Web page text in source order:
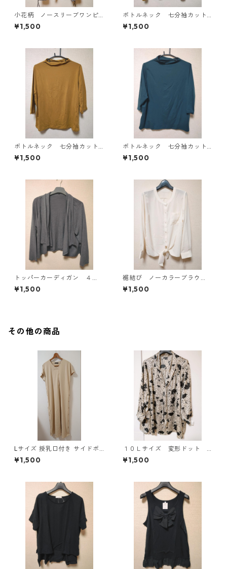
小花柄 ノースリーブワンピ
ース ４Ｌ ブラック KAE-
4819
¥1,500
ボトルネック 七分袖カット
ソー ４Ｌ マスタード KA
E-4818
¥1,500
ボトルネック 七分袖カット
ソー ４Ｌ マスタード KA
E-4816
¥1,500
ボトルネック 七分袖カット
ソー ４Ｌ ティールグリー
ン KAE-4815
¥1,500
トッパーカーディガン ４
Ｌ グレー KAE-4814
¥1,500
裾結び ノーカラーブラウ
ス ３Ｌ アイボリー KAE-
4813
¥1,500
その他の商品
Lサイズ 授乳口付き サイドボ
タンデザイン ワンピース マタ
ニティ ベージュ ◆KIY-1303
¥1,500
１０Ｌサイズ 変形ドット
花柄 ボウタイブラウス オ
フホワイト KAE-4776
¥1,500